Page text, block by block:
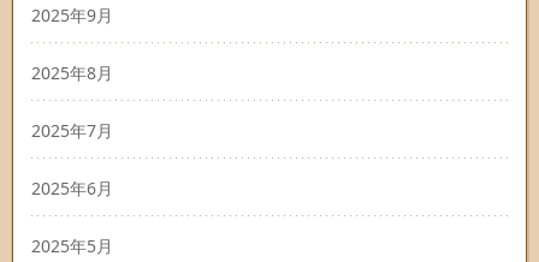
2025年9月
2025年8月
2025年7月
2025年6月
2025年5月